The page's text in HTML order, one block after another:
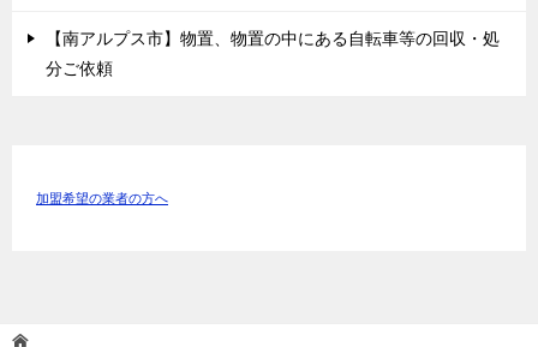
【南アルプス市】物置、物置の中にある自転車等の回収・処
分ご依頼
加盟希望の業者の方へ